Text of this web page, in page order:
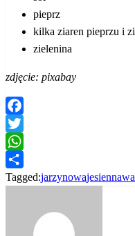
pieprz
kilka ziaren pieprzu i
zielenina
zdjęcie: pixabay
Facebook
Twitter
WhatsApp
Share
Tagged:jarzynowajesienna